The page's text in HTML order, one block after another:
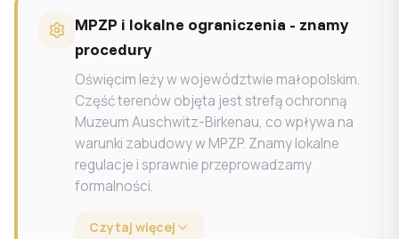
MPZP i lokalne ograniczenia - znamy
procedury
Oświęcim leży w województwie małopolskim.
Część terenów objęta jest strefą ochronną
Muzeum Auschwitz-Birkenau, co wpływa na
warunki zabudowy w MPZP. Znamy lokalne
regulacje i sprawnie przeprowadzamy
formalności.
Czytaj więcej